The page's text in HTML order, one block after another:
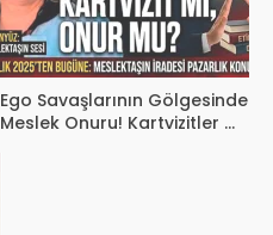
Ego Savaşlarının Gölgesinde
Meslek Onuru! Kartvizitler mi